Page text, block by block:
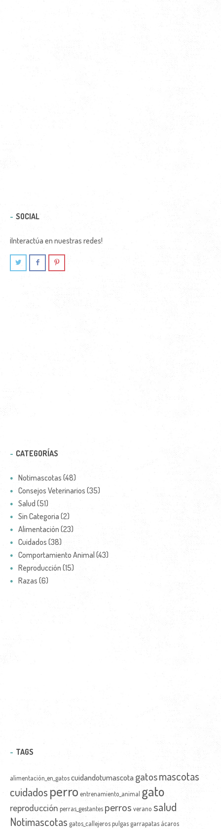
SOCIAL
¡Interactúa en nuestras redes!
CATEGORÍAS
Notimascotas (48)
Consejos Veterinarios (35)
Salud (51)
Sin Categoria (2)
Alimentación (23)
Cuidados (38)
Comportamiento Animal (43)
Reproducción (15)
Razas (6)
TAGS
alimentación_en_gatoscuidandotumascota gatosmascotas
cuidados perro entrenamiento_animal gato
reproducción perras_gestantes perros verano salud
Notimascotas gatos_callejeros pulgas garrapatas ácaros